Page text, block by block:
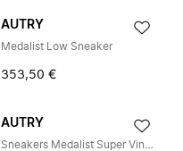
AUTRY
Medalist Low Sneaker
353,50 €
AUTRY
Sneakers Medalist Super Vintage